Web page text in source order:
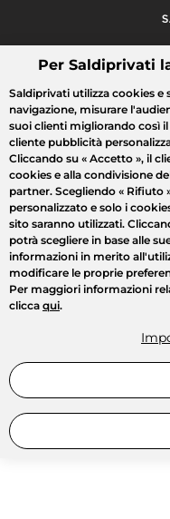
Cosa cerchi?
Tutte le vendite Moda
Per Saldiprivati
Saldiprivati utilizza cookies e
navigazione, misurare
suoi clienti migliorando così
cliente pubblicità
Cliccando su « Accetto », il
cookies e alla condivisione
partner. Scegliendo « Rifiuto
personalizzato e solo i
sito saranno utilizzati.
potrà scegliere in base alle
informazioni in merito
modificare le proprie
Per maggiori informazioni
clicca qui.